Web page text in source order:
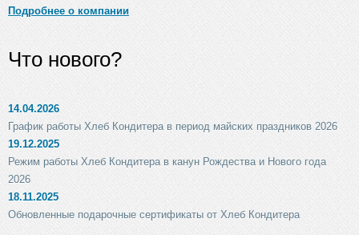
Подробнее о компании
Что нового?
14.04.2026
График работы Хлеб Кондитера в период майских праздников 2026
19.12.2025
Режим работы Хлеб Кондитера в канун Рождества и Нового года
2026
18.11.2025
Обновленные подарочные сертификаты от Хлеб Кондитера